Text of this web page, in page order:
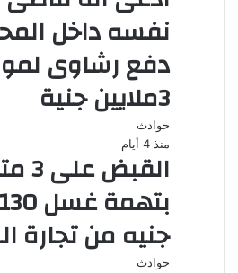
نفسه داخل
دفع رشاوى
3ملايين جنية
حوادث
منذ 4 أيام
جنيه من تجارة
حوادث